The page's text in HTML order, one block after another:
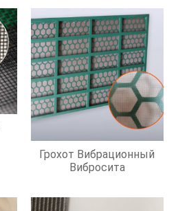
Грохот Вибрационный
Вибросита